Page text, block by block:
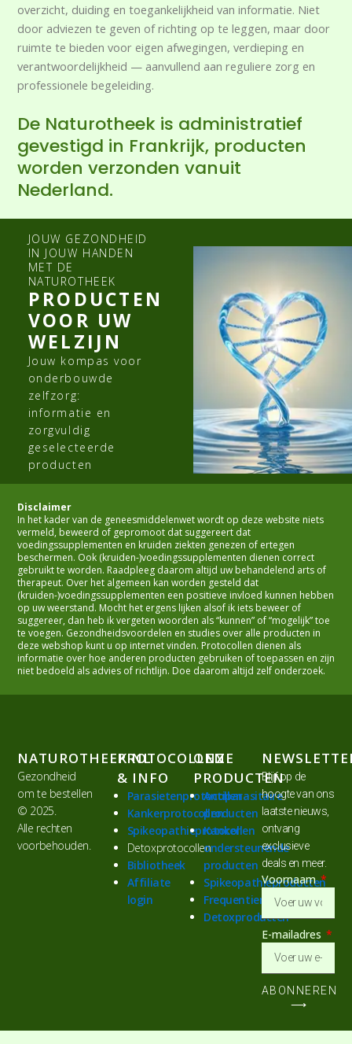
overzicht, duiding en toegankelijkheid van informatie. Niet
door adviezen te geven of richting op te leggen, maar door
ruimte te bieden voor eigen afwegingen, verdieping en
verantwoordelijkheid — aanvullend aan reguliere zorg en
professionele begeleiding.
De Naturotheek is administratief
gevestigd in Frankrijk, producten
worden verzonden vanuit
Nederland.
JOUW GEZONDHEID
IN JOUW HANDEN
MET DE
NATUROTHEEK
PRODUCTEN
VOOR UW
WELZIJN
Jouw kompas voor
onderbouwde
zelfzorg:
informatie en
zorgvuldig
geselecteerde
producten
Disclaimer
In het kader van de geneesmiddelenwet wordt op deze website niets
vermeld, beweerd of gepromoot dat suggereert dat
voedingssupplementen en kruiden ziekten genezen of ertegen
beschermen. Ook (kruiden-)voedingssupplementen dienen correct
gebruikt te worden. Raadpleeg daarom altijd uw behandelend arts of
therapeut. Over het algemeen kan worden gesteld dat
(kruiden-)voedingssupplementen een positieve invloed kunnen hebben
op uw weerstand. Mocht het ergens lijken alsof ik iets beweer of
suggereer, dan heb ik vergeten woorden als “kunnen” of “mogelijk” toe
te voegen. Gezondheidsvoordelen en studies over alle producten in
deze webshop kunt u op internet vinden. Protocollen dienen als
informatie over hoe anderen producten gebruiken of toepassen en zijn
niet bedoeld als advies of richtlijn. Doe daarom altijd zelf onderzoek.
NATUROTHEEK.NL
Gezondheid
om te bestellen
© 2025.
Alle rechten
voorbehouden.
PROTOCOLLEN
& INFO
Parasietenprotocollen
Kankerprotocollen
Spikeopathieprotocollen
Detoxprotocollen
Bibliotheek
Affiliate
login
ONZE
PRODUCTEN
Antiparasitaire
producten
Kanker
ondersteunende
producten
Spikeopathieproducten
Frequentiemiddelen
Detoxproducten
Blijf op de
hoogte van ons
laatste nieuws,
ontvang
exclusieve
deals en meer.
Voornaam
E-mailadres
ABONNEREN
⟶